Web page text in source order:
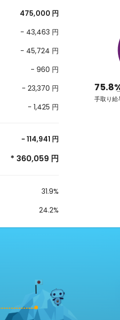
475,000 円
- 43,463 円
- 45,724 円
- 960 円
- 23,370 円
- 1,425 円
- 114,941 円
* 360,059 円
31.9%
24.2%
手取り給